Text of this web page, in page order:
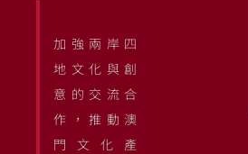
加強兩岸四
地文化與創
意的交流合
作，推動澳
門文化產